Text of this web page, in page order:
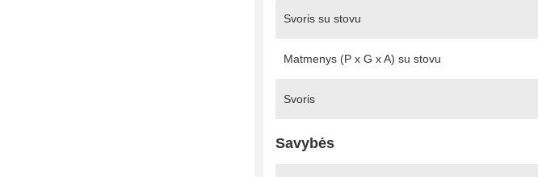
Svoris su stovu
Matmenys (P x G x A) su stovu
Svoris
Savybės